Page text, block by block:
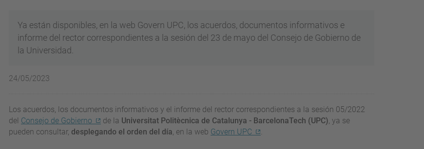
Ya están disponibles, en la web Govern UPC, los acuerdos, documentos informativos e
informe del rector correspondientes a la sesión del 23 de mayo del Consejo de Gobierno de
la Universidad.
24/05/2023
Los acuerdos, los documentos informativos y el informe del rector correspondientes a la sesión 05/2022
del Consejo de Gobierno de la Universitat Politècnica de Catalunya - BarcelonaTech (UPC), ya se
pueden consultar, desplegando el orden del día, en la web Govern UPC .